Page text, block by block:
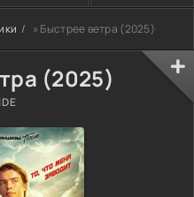
» Быстрее ветра (2025)
(2025)